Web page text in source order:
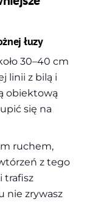
łuzy
30–40 cm
linii z bilą i
obiektową
się na
ruchem,
z tego
trafisz
nie zrywasz